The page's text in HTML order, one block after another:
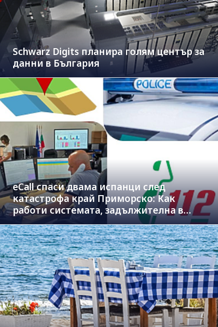
Schwarz Digits планира голям център за
данни в България
eCall спаси двама испанци след
катастрофа край Приморско: Как
работи системата, задължителна в
новите коли